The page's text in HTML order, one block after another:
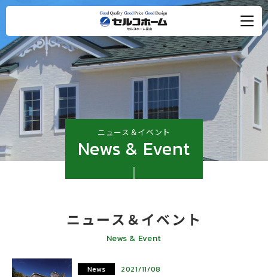
ニュース＆イベント
News & Event
ニュース＆イベント
News & Event
News 2021/11/08